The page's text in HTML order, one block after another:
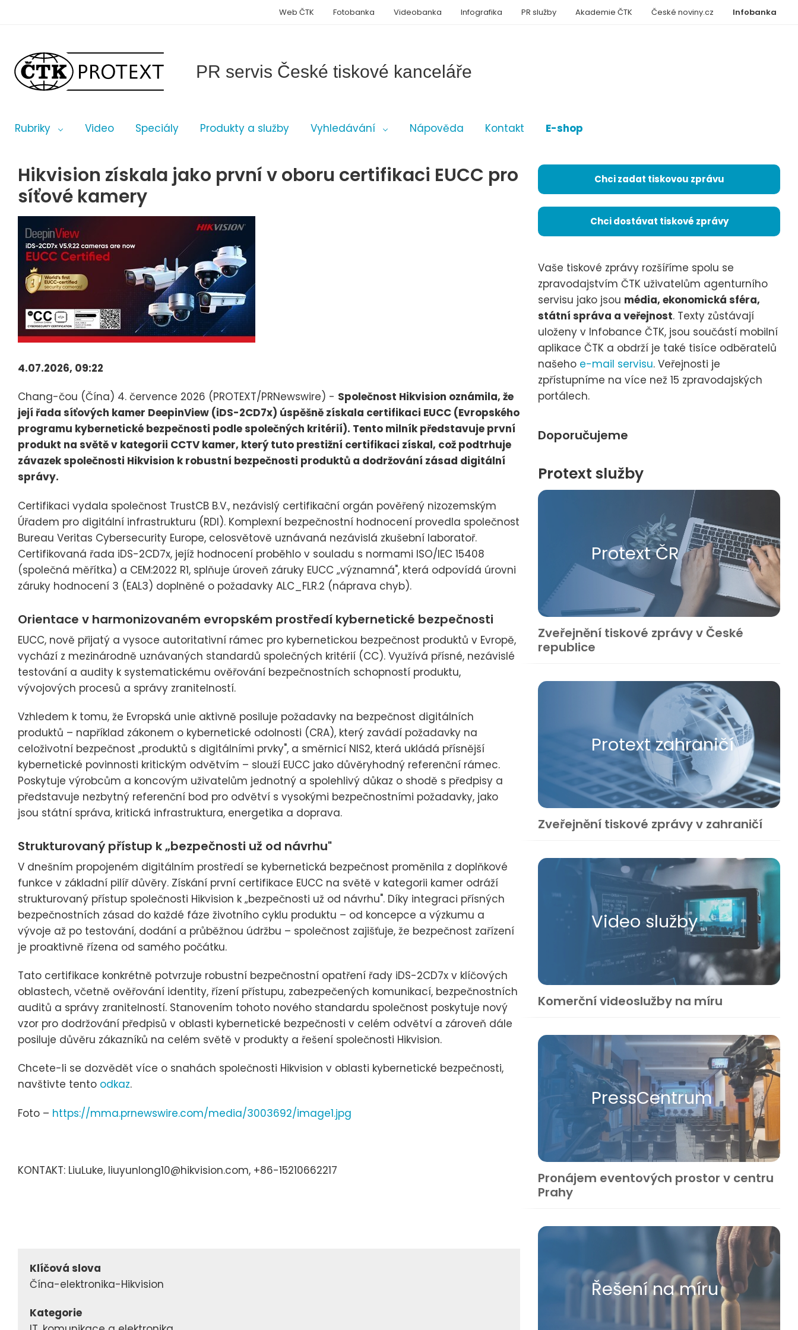
PR servis České tiskové kanceláře
Rubriky Video Speciály Produkty a služby Vyhledávání Nápověda Kontakt E-shop
Infobanka
Web ČTK Fotobanka Videobanka Infografika PR služby Akademie ČTK České noviny.cz
Hikvision získala jako první v oboru certifikaci EUCC pro
síťové kamery
4.07.2026, 09:22
Chang-čou (Čína) 4. července 2026 (PROTEXT/PRNewswire) - Společnost Hikvision oznámila, že
její řada síťových kamer DeepinView (iDS-2CD7x) úspěšně získala certifikaci EUCC (Evropského
programu kybernetické bezpečnosti podle společných kritérií). Tento milník představuje první
produkt na světě v kategorii CCTV kamer, který tuto prestižní certifikaci získal, což podtrhuje
závazek společnosti Hikvision k robustní bezpečnosti produktů a dodržování zásad digitální
správy.
Certifikaci vydala společnost TrustCB B.V., nezávislý certifikační orgán pověřený nizozemským
Úřadem pro digitální infrastrukturu (RDI). Komplexní bezpečnostní hodnocení provedla společnost
Bureau Veritas Cybersecurity Europe, celosvětově uznávaná nezávislá zkušební laboratoř.
Certifikovaná řada iDS-2CD7x, jejíž hodnocení proběhlo v souladu s normami ISO/IEC 15408
(společná měřítka) a CEM:2022 R1, splňuje úroveň záruky EUCC „významná", která odpovídá úrovni
záruky hodnocení 3 (EAL3) doplněné o požadavky ALC_FLR.2 (náprava chyb).
Orientace v harmonizovaném evropském prostředí kybernetické bezpečnosti
EUCC, nově přijatý a vysoce autoritativní rámec pro kybernetickou bezpečnost produktů v Evropě,
vychází z mezinárodně uznávaných standardů společných kritérií (CC). Využívá přísné, nezávislé
testování a audity k systematickému ověřování bezpečnostních schopností produktu,
vývojových procesů a správy zranitelností.
Vzhledem k tomu, že Evropská unie aktivně posiluje požadavky na bezpečnost digitálních
produktů – například zákonem o kybernetické odolnosti (CRA), který zavádí požadavky na
celoživotní bezpečnost „produktů s digitálními prvky", a směrnicí NIS2, která ukládá přísnější
kybernetické povinnosti kritickým odvětvím – slouží EUCC jako důvěryhodný referenční rámec.
Poskytuje výrobcům a koncovým uživatelům jednotný a spolehlivý důkaz o shodě s předpisy a
představuje nezbytný referenční bod pro odvětví s vysokými bezpečnostními požadavky, jako
jsou státní správa, kritická infrastruktura, energetika a doprava.
Strukturovaný přístup k „bezpečnosti už od návrhu"
V dnešním propojeném digitálním prostředí se kybernetická bezpečnost proměnila z doplňkové
funkce v základní pilíř důvěry. Získání první certifikace EUCC na světě v kategorii kamer odráží
strukturovaný přístup společnosti Hikvision k „bezpečnosti už od návrhu". Díky integraci přísných
bezpečnostních zásad do každé fáze životního cyklu produktu – od koncepce a výzkumu a
vývoje až po testování, dodání a průběžnou údržbu – společnost zajišťuje, že bezpečnost zařízení
je proaktivně řízena od samého počátku.
Tato certifikace konkrétně potvrzuje robustní bezpečnostní opatření řady iDS-2CD7x v klíčových
oblastech, včetně ověřování identity, řízení přístupu, zabezpečených komunikací, bezpečnostních
auditů a správy zranitelností. Stanovením tohoto nového standardu společnost poskytuje nový
vzor pro dodržování předpisů v oblasti kybernetické bezpečnosti v celém odvětví a zároveň dále
posiluje důvěru zákazníků na celém světě v produkty a řešení společnosti Hikvision.
Chcete-li se dozvědět více o snahách společnosti Hikvision v oblasti kybernetické bezpečnosti,
navštivte tento odkaz.
Foto – https://mma.prnewswire.com/media/3003692/image1.jpg
KONTAKT: LiuLuke, liuyunlong10@hikvision.com, +86-15210662217
Klíčová slova
Čína-elektronika-Hikvision
Kategorie
Chci zadat tiskovou zprávu
Chci dostávat tiskové zprávy
Vaše tiskové zprávy rozšíříme spolu se
zpravodajstvím ČTK uživatelům agenturního
servisu jako jsou média, ekonomická sféra,
státní správa a veřejnost. Texty zůstávají
uloženy v Infobance ČTK, jsou součástí mobilní
aplikace ČTK a obdrží je také tisíce odběratelů
našeho e-mail servisu. Veřejnosti je
zpřístupníme na více než 15 zpravodajských
portálech.
Doporučujeme
Protext služby
Protext ČR
Zveřejnění tiskové zprávy v České
republice
Protext zahraničí
Zveřejnění tiskové zprávy v zahraničí
Video služby
Komerční videoslužby na míru
Press​Centrum
Pronájem eventových prostor v centru
Prahy
Řešení na míru